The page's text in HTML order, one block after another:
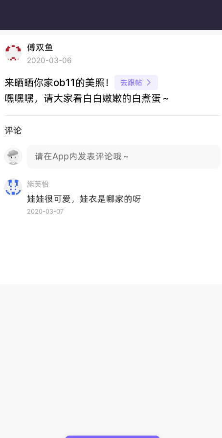
傅双鱼
2020-03-06
来晒晒你家ob11的美照！ 去跟帖 
嘿嘿嘿，请大家看白白嫩嫩的白煮蛋～
评论
请在App内发表评论哦～
施芙怡
娃娃很可爱，娃衣是哪家的呀
2020-03-07